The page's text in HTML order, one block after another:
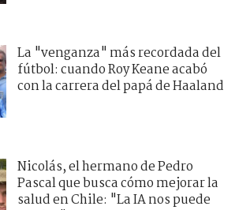
La "venganza" más recordada del
fútbol: cuando Roy Keane acabó
con la carrera del papá de Haaland
Nicolás, el hermano de Pedro
Pascal que busca cómo mejorar la
salud en Chile: "La IA nos puede